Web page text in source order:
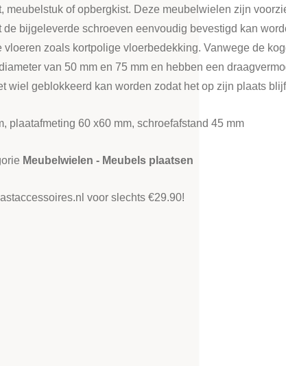
of opbergkist. Deze meubelwielen zijn
bijgeleverde schroeven eenvoudig bevestigd kan
zoals kortpolige vloerbedekking. Vanwege de
van 50 mm en 75 mm en hebben een
wiel geblokkeerd kan worden zodat het op zijn plaats
plaatafmeting 60 x60 mm, schroefafstand 45 mm
Meubelwielen - Meubels plaatsen
voor slechts €29.90!